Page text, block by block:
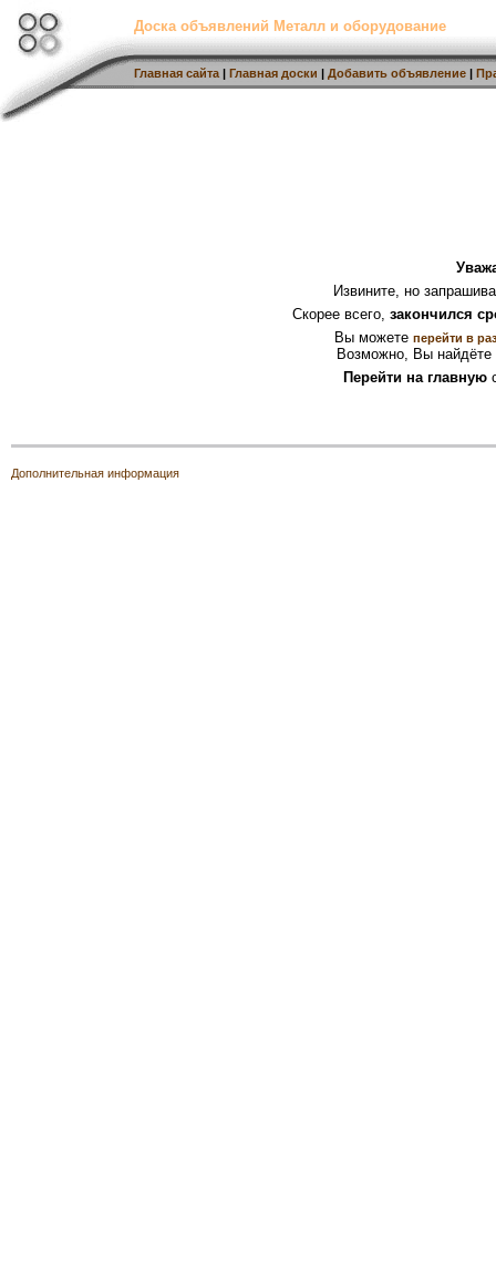
Доска объявлений Металл и оборудование
Главная сайта | Главная доски | Добавить объявление |
Извините, но
Скорее всего, закончился
Вы можете перейти в
Возможно, Вы найдёте
Перейти на главную
Дополнительная информация